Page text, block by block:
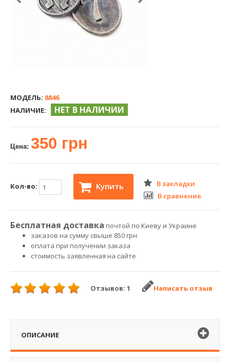
МОДЕЛЬ: 8846
НАЛИЧИЕ:
НЕТ В НАЛИЧИИ
Цена: 350 грн
Кол-во: Купить
В закладки
В сравнение
Бесплатная доставка почтой по Киеву и Украине
заказов на сумму свыше 850 грн
оплата при получении заказа
стоимость заявленная на сайте
Отзывов: 1 Написать отзыв
ОПИСАНИЕ